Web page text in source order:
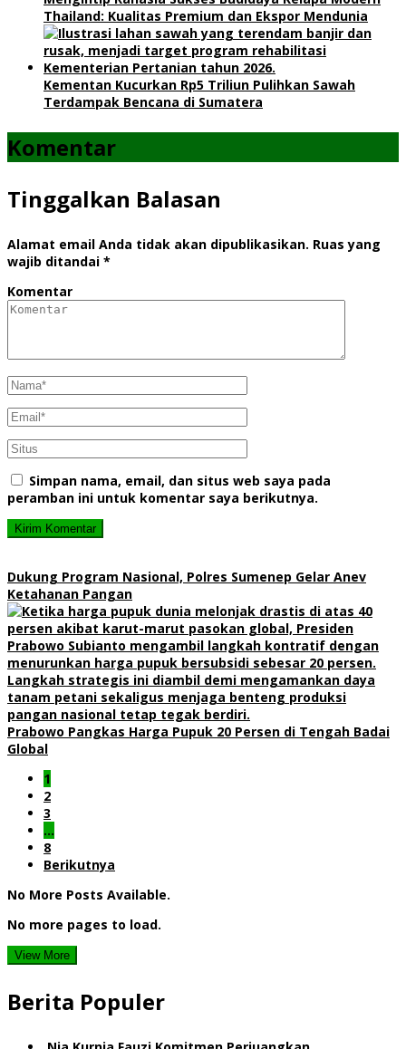
Thailand: Kualitas Premium dan Ekspor Mendunia
Kementan Kucurkan Rp5 Triliun Pulihkan Sawah
Terdampak Bencana di Sumatera
Komentar
Tinggalkan Balasan
Alamat email Anda tidak akan dipublikasikan. Ruas yang
wajib ditandai *
Komentar
Simpan nama, email, dan situs web saya pada
peramban ini untuk komentar saya berikutnya.
Dukung Program Nasional, Polres Sumenep Gelar Anev
Ketahanan Pangan
Prabowo Pangkas Harga Pupuk 20 Persen di Tengah Badai
Global
1
2
3
…
8
Berikutnya
No More Posts Available.
No more pages to load.
View More
Berita Populer